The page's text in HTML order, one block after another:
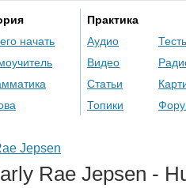
начать
Практика
Аудио
Видео
Статьи
Топики
Jepsen
Rae Jepsen -